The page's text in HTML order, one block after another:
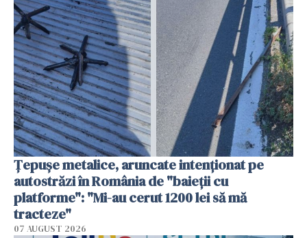
Țepușe metalice, aruncate intenționat pe
autostrăzi în România de "baieții cu
platforme": "Mi-au cerut 1200 lei să mă
tracteze"
07 AUGUST 2026